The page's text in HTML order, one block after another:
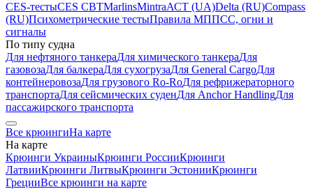
CES-тестыCES CBTMarlinsMintraАСТ (UA)Delta (RU)Compass
(RU)Психометрические тестыПравила МППСС, огни и
сигналы
По типу судна
Для нефтяного танкераДля химического танкераДля
газовозаДля балкераДля сухогрузаДля General CargoДля
контейнеровозаДля грузового Ro-RoДля рефрижераторного
транспортаДля сейсмических суденДля Anchor HandlingДля
пассажирского транспорта
Все крюингиНа карте
На карте
Крюинги УкраиныКрюинги РоссииКрюинги
ЛатвииКрюинги ЛитвыКрюинги ЭстонииКрюинги
ГрецииВсе крюинги на карте